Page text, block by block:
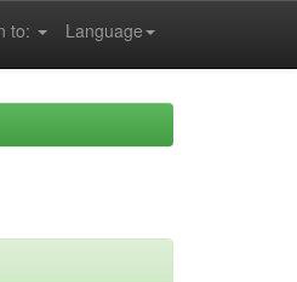
Language
to: